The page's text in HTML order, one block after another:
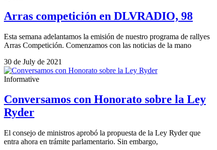
Arras competición en DLVRADIO, 98
Esta semana adelantamos la emisión de nuestro programa de rallyes
Arras Competición. Comenzamos con las noticias de la mano
30 de July de 2021
Informative
Conversamos con Honorato sobre la Ley
Ryder
El consejo de ministros aprobó la propuesta de la Ley Ryder que
entra ahora en trámite parlamentario. Sin embargo,